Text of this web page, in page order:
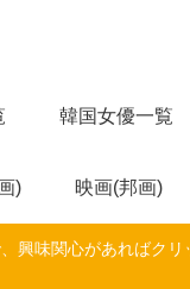
韓国女優一覧
) 映画(邦画)
興味関心があればク